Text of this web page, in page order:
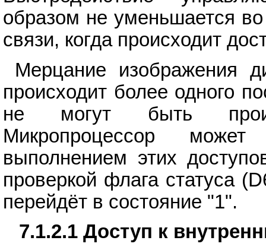
образом не уменьшается
связи, когда происходит
Мерцание изображения
происходит более одного
не могут быть
Микропроцессор
выполнением этих
проверкой флага статуса
перейдёт в состояние "1".
7.1.2.1 Доступ к